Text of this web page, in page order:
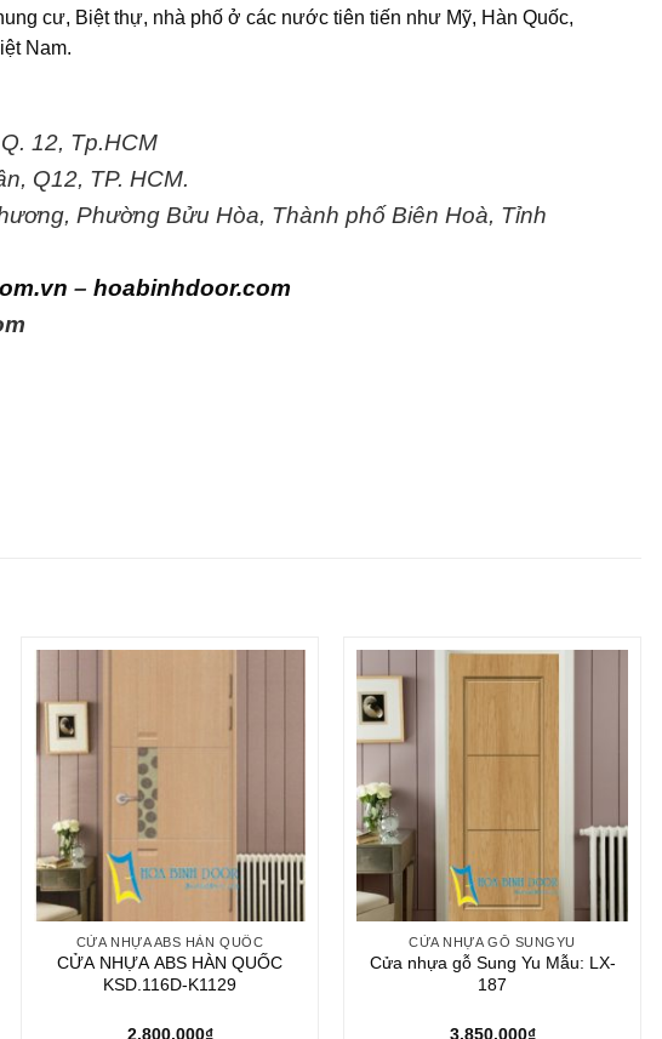
cư, Biệt thự, nhà phố ở các nước tiên tiến như Mỹ, Hàn Quốc,
Nam.
12, Tp.HCM
Q12, TP. HCM.
Phường Bửu Hòa, Thành phố Biên Hoà, Tỉnh
– hoabinhdoor.com
CỬA NHỰA ABS HÀN QUỐC
CỬA NHỰA ABS HÀN QUỐC
KSD.116D-K1129
2.800.000₫
CỬA NHỰA GỖ SUNGYU
Cửa nhựa gỗ Sung Yu Mẫu: LX-
187
3.850.000₫